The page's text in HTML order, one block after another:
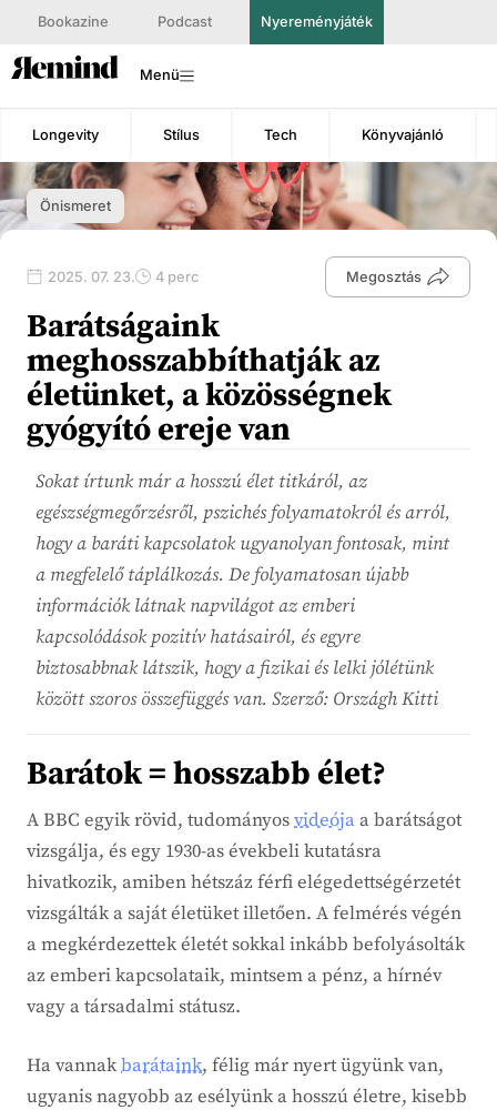
Bookazine Podcast Nyereményjáték
Menü
Longevity Stílus Tech Könyvajánló
Önismeret
2025. 07. 23. 4 perc Megosztás
Barátságaink
meghosszabbíthatják az
életünket, a közösségnek
gyógyító ereje van
Sokat írtunk már a hosszú élet titkáról, az
egészségmegőrzésről, pszichés folyamatokról és arról,
hogy a baráti kapcsolatok ugyanolyan fontosak, mint
a megfelelő táplálkozás. De folyamatosan újabb
információk látnak napvilágot az emberi
kapcsolódások pozitív hatásairól, és egyre
biztosabbnak látszik, hogy a fizikai és lelki jólétünk
között szoros összefüggés van. Szerző: Országh Kitti
Barátok = hosszabb élet?
A BBC egyik rövid, tudományosvideójaa barátságot
vizsgálja, és egy 1930-as évekbeli kutatásra
hivatkozik, amiben hétszáz férfi elégedettségérzetét
vizsgálták a saját életüket illetően. A felmérés végén
a megkérdezettek életét sokkal inkább befolyásolták
az emberi kapcsolataik, mintsem a pénz, a hírnév
vagy a társadalmi státusz.
Ha vannakbarátaink, félig már nyert ügyünk van,
ugyanis nagyobb az esélyünk a hosszú életre, kisebb